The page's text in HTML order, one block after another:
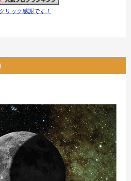
リック感謝です！